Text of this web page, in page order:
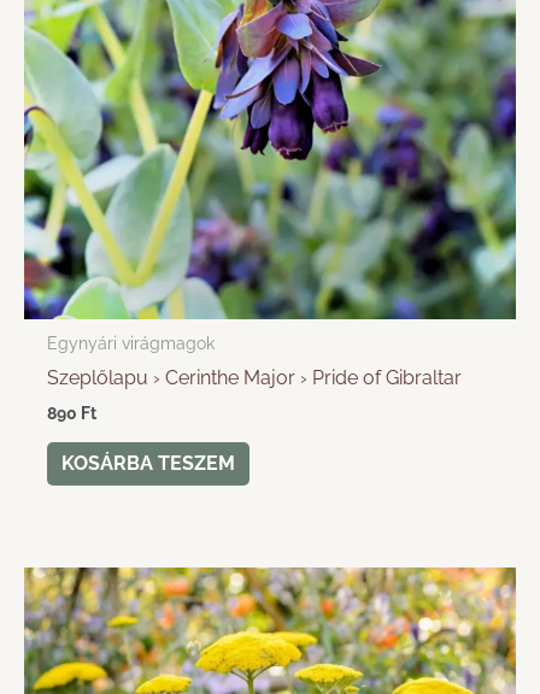
Egynyári virágmagok
Szeplőlapu › Cerinthe Major › Pride of Gibraltar
890 Ft
KOSÁRBA TESZEM